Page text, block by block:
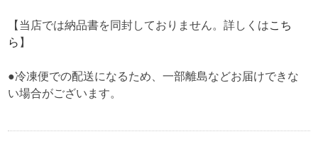
【当店では納品書を同封しておりません。詳しくはこち
ら 】
●冷凍便での配送になるため、一部離島などお届けできな
い場合がございます。